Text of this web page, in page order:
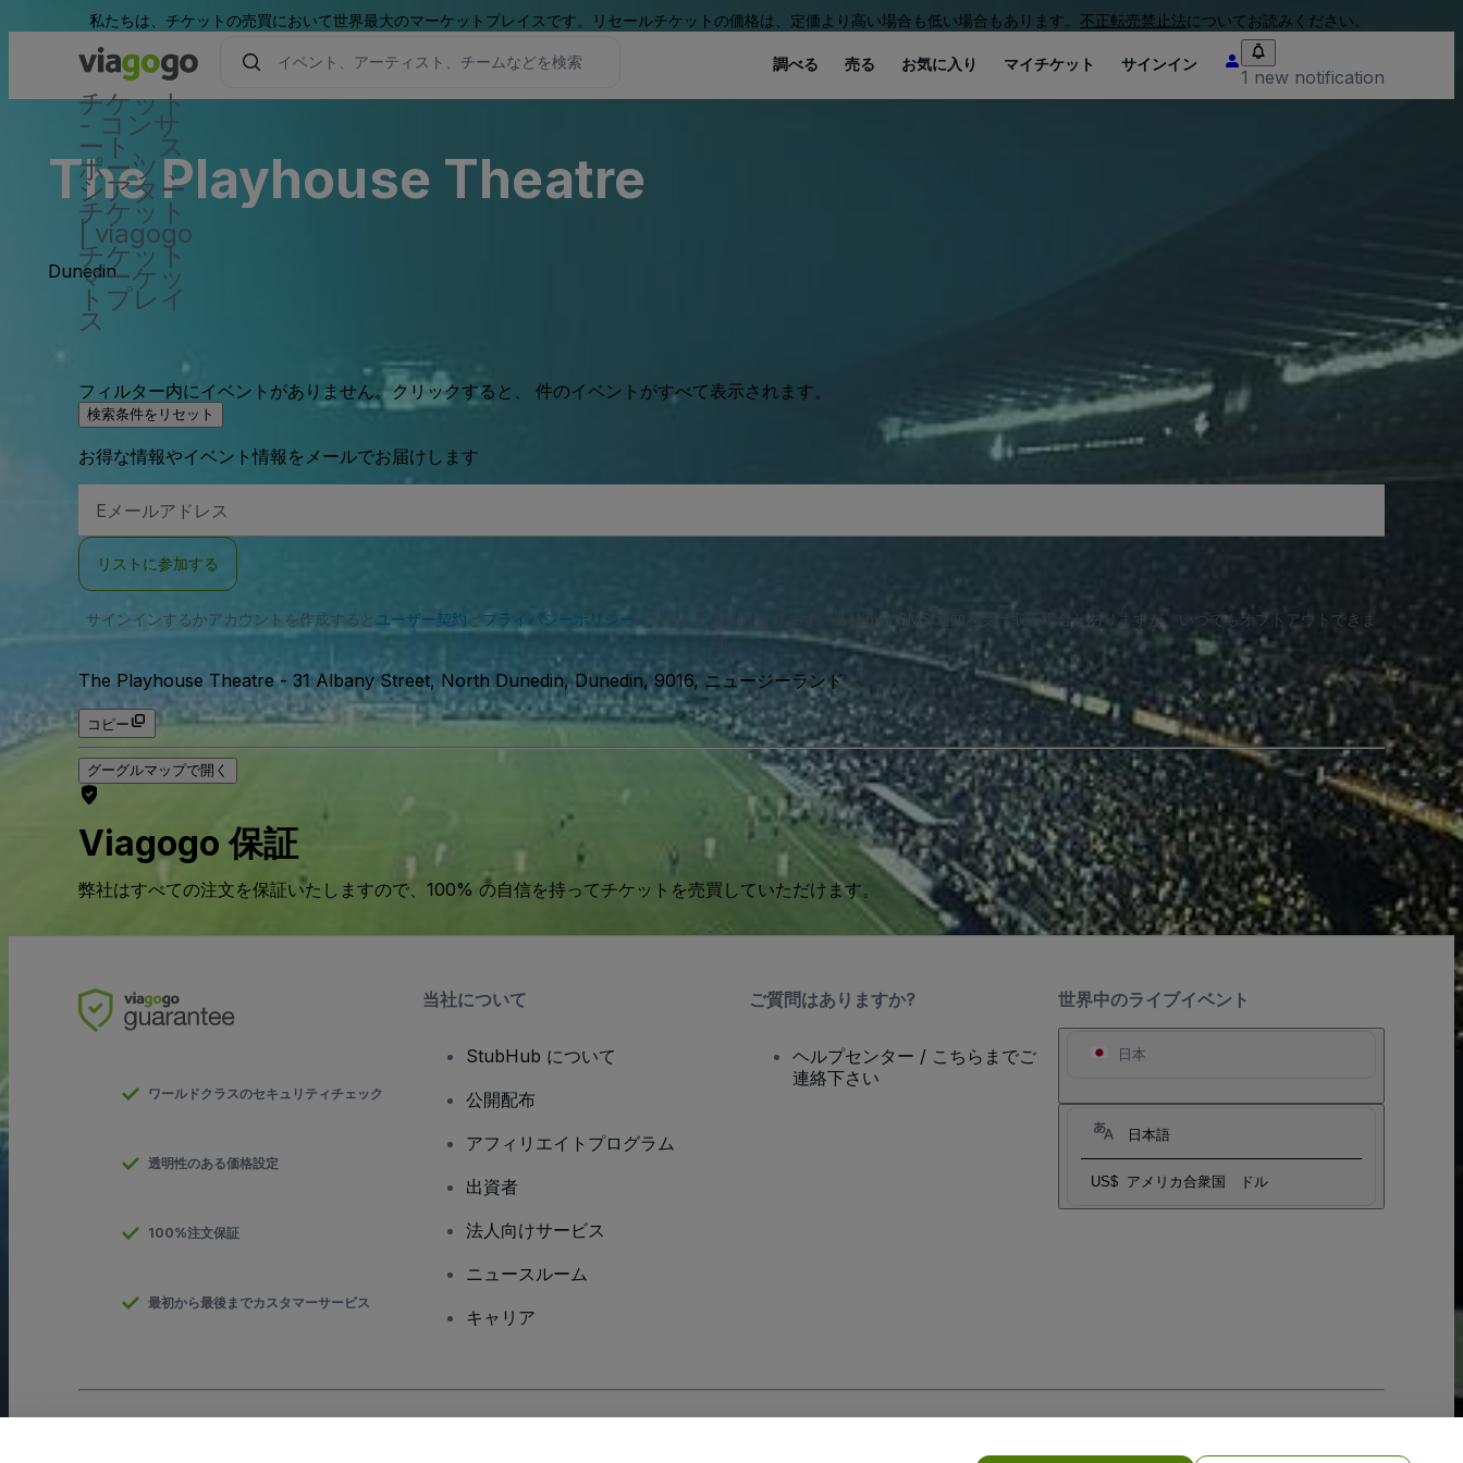
私たちは、チケットの売買において世界最大のマーケットプレイスです。リセールチケットの価格は、定価より高い場合も低い場合もあります。 不正転売禁止法についてお読みください。
チケット
- コンサ
ート、ス
ポーツ 、
シアター
チケット
| viagogo
チケット
マーケッ
トプレイ
ス
調べる 売る お気に入り マイチケット サインイン
1 new notification
The Playhouse Theatre
Dunedin
フィルター内にイベントがありません。クリックすると、 件のイベントがすべて表示されます。
検索条件をリセット
お得な情報やイベント情報をメールでお届けします
メ
ア
ス
リストに参加する
サインインするかアカウントを作成すると ユーザー契約 と プライバシーポリシー に同意したものとなります。当社から SMS 通知を受け取る場合がありますが、いつでもオプトアウトできま
す。
The Playhouse Theatre- 31 Albany Street, North Dunedin, Dunedin, 9016, ニュージーランド
コピー
グーグルマップで開く
Viagogo 保証
弊社はすべての注文を保証いたしますので、100% の自信を持ってチケットを売買していただけます。
世界中のライブイベント
日本
日本語
US$ アメリカ合衆国 ドル
ワールドクラスのセキュリティチェック
透明性のある価格設定
100%注文保証
最初から最後までカスタマーサービス
当社について
StubHub について
公開配布
アフィリエイトプログラム
出資者
法人向けサービス
ニュースルーム
キャリア
ご質問はありますか?
ヘルプセンター / こちらまでご
連絡下さい